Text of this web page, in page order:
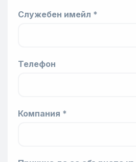
Служебен имейл *
Телефон
Компания *